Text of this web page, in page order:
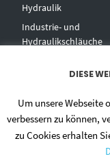
Hydraulik
Industrie- und
Hydraulikschläuche
Zentralschmierungen
DIESE
Um unsere
verbessern zu können,
zu Cookies erhalten